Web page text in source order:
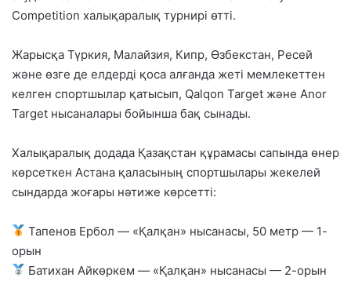
Competition халықаралық турнирі өтті.
Жарысқа Түркия, Малайзия, Кипр, Өзбекстан, Ресей
және өзге де елдерді қоса алғанда жеті мемлекеттен
келген спортшылар қатысып, Qalqon Target және Anor
Target нысаналары бойынша бақ сынады.
Халықаралық додада Қазақстан құрамасы сапында өнер
көрсеткен Астана қаласының спортшылары жекелей
сындарда жоғары нәтиже көрсетті:
Тапенов Ербол — «Қалқан» нысанасы, 50 метр — 1-
орын
Батихан Айкөркем — «Қалқан» нысанасы — 2-орын